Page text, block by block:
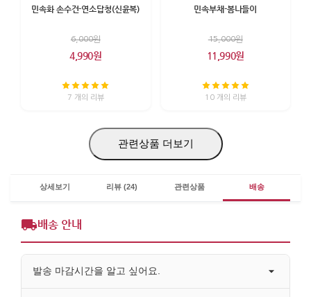
민속화 손수건-연소답청(신윤복)
6,000원
4,990원
7 개의 리뷰
민속부채-봄나들이
15,000원
11,990원
10 개의 리뷰
관련상품 더보기
상세보기 리뷰 (24) 관련상품 배송
배송 안내
발송 마감시간을 알고 싶어요.